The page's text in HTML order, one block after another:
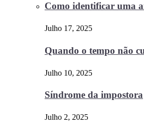
Como identificar uma
Julho 17, 2025
Quando o tempo não
Julho 10, 2025
Síndrome da impostora
Julho 2, 2025